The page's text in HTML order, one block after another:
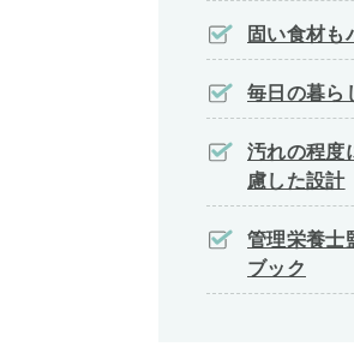
固い食材も
毎日の暮ら
汚れの程度
慮した設計
管理栄養士
ブック